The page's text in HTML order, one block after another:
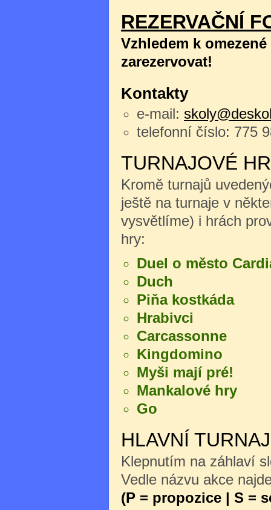
REZERVAČNÍ
Vzhledem k
zarezervovat!
Kontakty
e-mail:
telefonní číslo: 775
TURNAJOVÉ
Kromě turnajů
ještě na turnaje v
vysvětlíme) i hrách
hry:
Duel o město
Duch
Piňa kostkáda
Hrabivci
Carcassonne
Kingdomino
Myši mají pré!
Mankalové hry
Go
HLAVNÍ
Klepnutím na záhlaví
Vedle názvu akce
(P = propozice | S =